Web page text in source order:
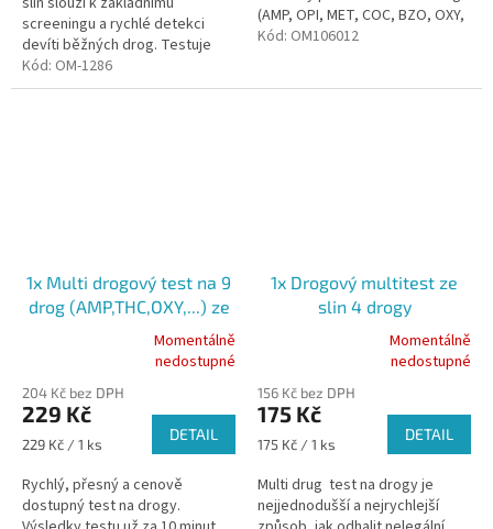
screeningu a rychlé detekci
devíti běžných drog. Testuje
přítomnost těchto látek:
amfetamin • LSD • syntetické...
Kód: OM-1286
(AMP, OPI, MET, COC, BZO, OXY,
THC, K2) ze slin. Pro
Kód: OM106012
1x Multi drogový test na 9
drog (AMP,THC,OXY,...) ze
produktu
je
5,0
5
hvězdiček.
Momentálně
nedostupné
204 Kč bez DPH
229 Kč
Měrná
229 Kč / 1 ks
DETAIL
Rychlý, přesný a cenově
dostupný test na drogy.
1x Drogový multitest ze
slin 4 drogy
AMP,COC,THC,OPI (kód
produktu
je
5,0
5
hvězdiček.
Momentálně
nedostupné
156 Kč bez DPH
175 Kč
Měrná
175 Kč / 1 ks
DETAIL
Multi drug test na drogy je
nejjednodušší a nejrychlejší